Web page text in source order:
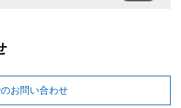
お問い合わせ